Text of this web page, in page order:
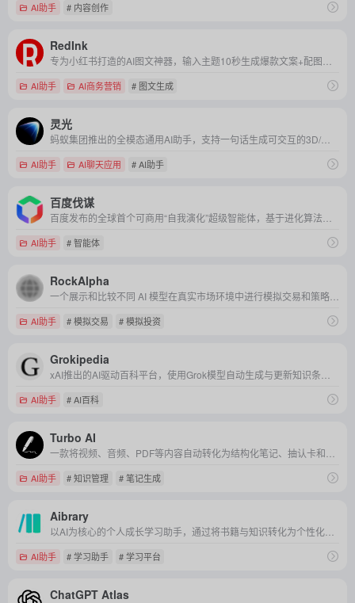
AI助手 # 内容创作
RedInk
AI助手 AI商务营销 # 图文生成
灵光
AI助手 AI聊天应用 # AI助手
百度伐谋
AI助手 # 智能体
RockAlpha
AI助手 # 模拟交易 # 模拟投资
Grokipedia
AI助手 # AI百科
Turbo AI
AI助手 # 知识管理 # 笔记生成
Aibrary
AI助手 # 学习助手 # 学习平台
ChatGPT Atlas